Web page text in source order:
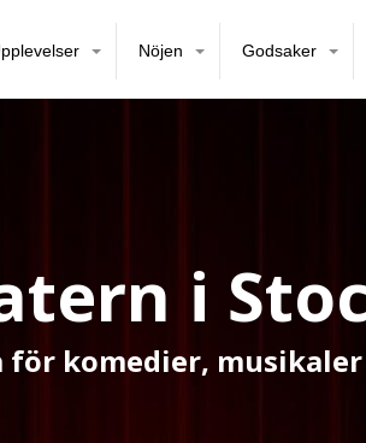
Nöjen Godsaker
i
för komedier,